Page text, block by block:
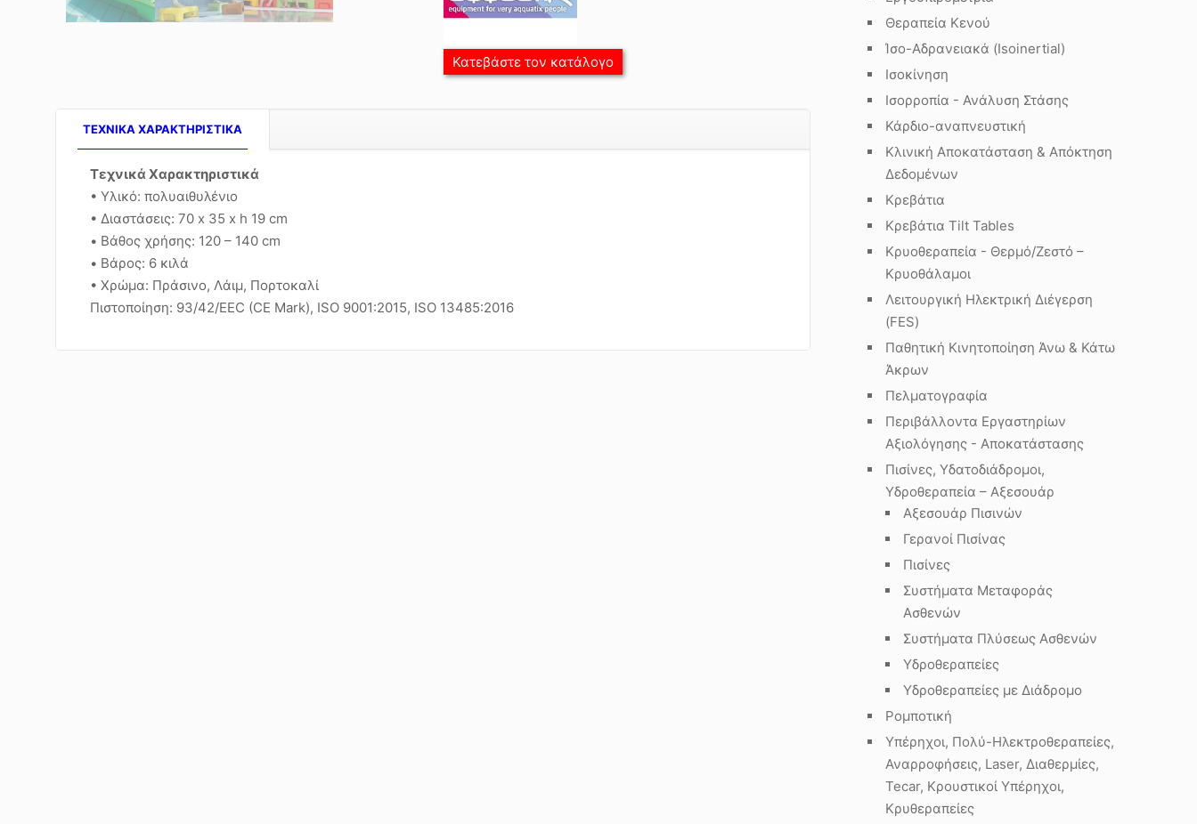
Κατεβάστε τον κατάλογο
TEXNIKA ΧΑΡΑΚΤΗΡΙΣΤΙΚΑ
Τεχνικά Χαρακτηριστικά
• Υλικό: πολυαιθυλένιο
• Διαστάσεις: 70 x 35 x h 19 cm
• Βάθος χρήσης: 120 – 140 cm
• Βάρος: 6 κιλά
• Χρώμα: Πράσινο, Λάιμ, Πορτοκαλί
Πιστοποίηση: 93/42/EEC (CE Mark), ISO 9001:2015, ISO 13485:2016
Θεραπεία Κενού
Ίσο-Αδρανειακά (Isoinertial)
Ισοκίνηση
Ισορροπία - Ανάλυση Στάσης
Κάρδιο-αναπνευστική
Κλινική Αποκατάσταση & Απόκτηση
Δεδομένων
Κρεβάτια
Κρεβάτια Tilt Tables
Κρυοθεραπεία - Θερμό/Ζεστό –
Κρυοθάλαμοι
Λειτουργική Ηλεκτρική Διέγερση
(FES)
Παθητική Κινητοποίηση Άνω & Κάτω
Άκρων
Πελματογραφία
Περιβάλλοντα Εργαστηρίων
Αξιολόγησης - Αποκατάστασης
Πισίνες, Υδατοδιάδρομοι,
Υδροθεραπεία – Αξεσουάρ
Αξεσουάρ Πισινών
Γερανοί Πισίνας
Πισίνες
Συστήματα Μεταφοράς
Ασθενών
Συστήματα Πλύσεως Ασθενών
Υδροθεραπείες
Υδροθεραπείες με Διάδρομο
Ρομποτική
Υπέρηχοι, Πολύ-Ηλεκτροθεραπείες,
Αναρροφήσεις, Laser, Διαθερμίες,
Tecar, Κρουστικοί Υπέρηχοι,
Κρυθεραπείες